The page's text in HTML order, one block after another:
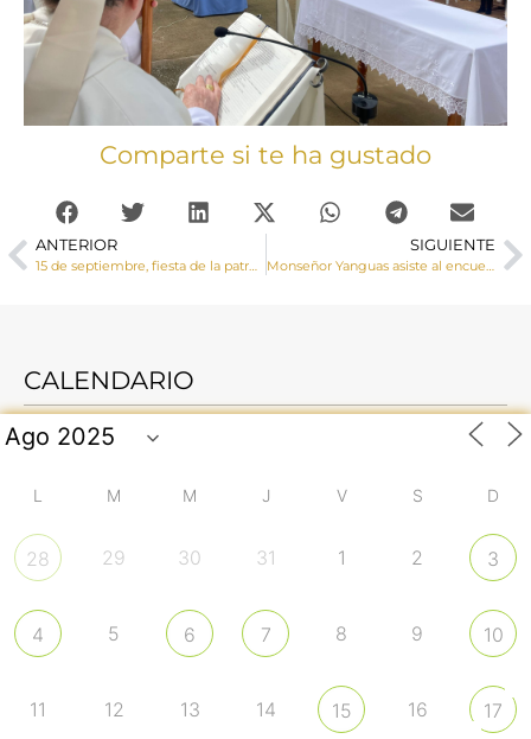
Comparte si te ha gustado
ANTERIOR
15 de septiembre, fiesta de la patrona de la Diócesis de Cuenca la Virgen de las Angustias
SIGUIENTE
Monseñor Yanguas asiste al encuentro de Profesores de Enseñanza Religiosa y el envío de los profesores de Religión
CALENDARIO
L M M J V S D
28 29 30 31 1 2 3
4 5 6 7 8 9 10
11 12 13 14 15 16 17